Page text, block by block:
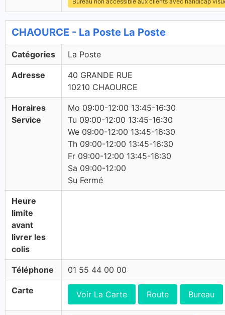
CHAOURCE - La Poste La Poste
Catégories La Poste
Adresse
40 GRANDE RUE
10210 CHAOURCE
Horaires
Service
Mo 09:00-12:00 13:45-16:30
Tu 09:00-12:00 13:45-16:30
We 09:00-12:00 13:45-16:30
Th 09:00-12:00 13:45-16:30
Fr 09:00-12:00 13:45-16:30
Sa 09:00-12:00
Su Fermé
Heure
limite
avant
livrer les
colis
Téléphone 01 55 44 00 00
Carte Voir La Carte Route Bureau